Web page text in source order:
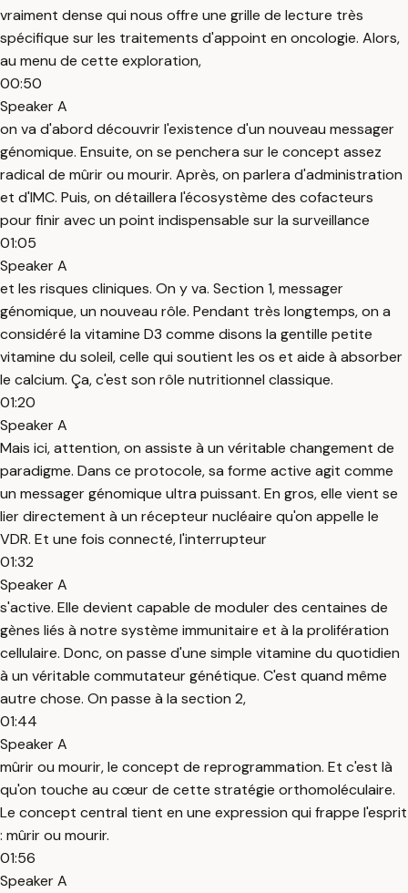
vraiment dense qui nous offre une grille de lecture très
spécifique sur les traitements d'appoint en oncologie. Alors,
au menu de cette exploration,
00:50
Speaker A
on va d'abord découvrir l'existence d'un nouveau messager
génomique. Ensuite, on se penchera sur le concept assez
radical de mûrir ou mourir. Après, on parlera d'administration
et d'IMC. Puis, on détaillera l'écosystème des cofacteurs
pour finir avec un point indispensable sur la surveillance
01:05
Speaker A
et les risques cliniques. On y va. Section 1, messager
génomique, un nouveau rôle. Pendant très longtemps, on a
considéré la vitamine D3 comme disons la gentille petite
vitamine du soleil, celle qui soutient les os et aide à absorber
le calcium. Ça, c'est son rôle nutritionnel classique.
01:20
Speaker A
Mais ici, attention, on assiste à un véritable changement de
paradigme. Dans ce protocole, sa forme active agit comme
un messager génomique ultra puissant. En gros, elle vient se
lier directement à un récepteur nucléaire qu'on appelle le
VDR. Et une fois connecté, l'interrupteur
01:32
Speaker A
s'active. Elle devient capable de moduler des centaines de
gènes liés à notre système immunitaire et à la prolifération
cellulaire. Donc, on passe d'une simple vitamine du quotidien
à un véritable commutateur génétique. C'est quand même
autre chose. On passe à la section 2,
01:44
Speaker A
mûrir ou mourir, le concept de reprogrammation. Et c'est là
qu'on touche au cœur de cette stratégie orthomoléculaire.
Le concept central tient en une expression qui frappe l'esprit
: mûrir ou mourir.
01:56
Speaker A